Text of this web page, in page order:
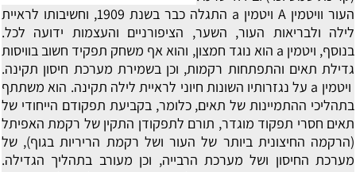
העור וויטמין A
ויטמין a התגלה כבר בשנת 1909, וחשיבותו לראיית
לילה ולבריאות העור, השער, הציפורניים והעצמות ידועה לכל.
בנוסף, ויטמין a הוא נוגד חמצון, והוא אף משחק תפקיד חשוב בוויסות
גדילת תאים והתפתחות רקמות, וכן בשמירת מערכת חיסון תקינה.
ויטמין a על נגזרותיו השונות חיוני לראיית לילה תקינה. הוא משתתף
בתהליכי ההתמיינות של תאים, כלומר, בקביעת תפקודם הייחודי של
תאים חסרי תפקוד מוגדר, תורם לתפקודן התקין של רקמת האפיתל
(הרקמה החיצונית ביותר של העור ושל רקמת הריריות בגוף), של
מערכת החיסון ושל מערכת הרבייה, וכן מעורב בתהליך הגדילה.